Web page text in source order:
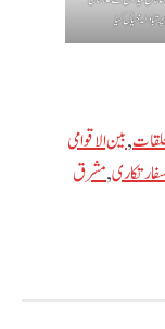
تبادلہ خیال کیا
,بین الاقوامی
,مشرق